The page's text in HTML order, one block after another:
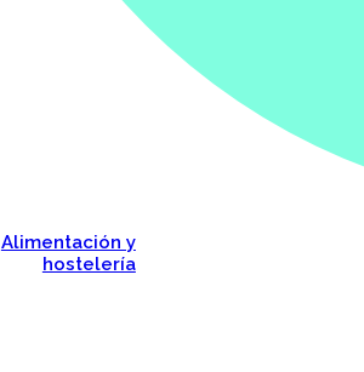
Alimentación y
hostelería